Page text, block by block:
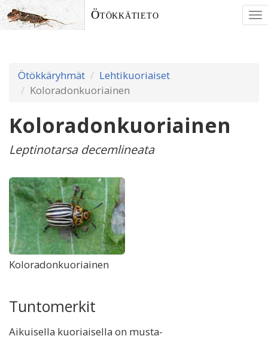
Ötökkätieto
Ötökkäryhmät
Lehtikuoriaiset
Koloradonkuoriainen
Koloradonkuoriainen
Leptinotarsa decemlineata
Koloradonkuoriainen
Tuntomerkit
Aikuisella kuoriaisella on musta-